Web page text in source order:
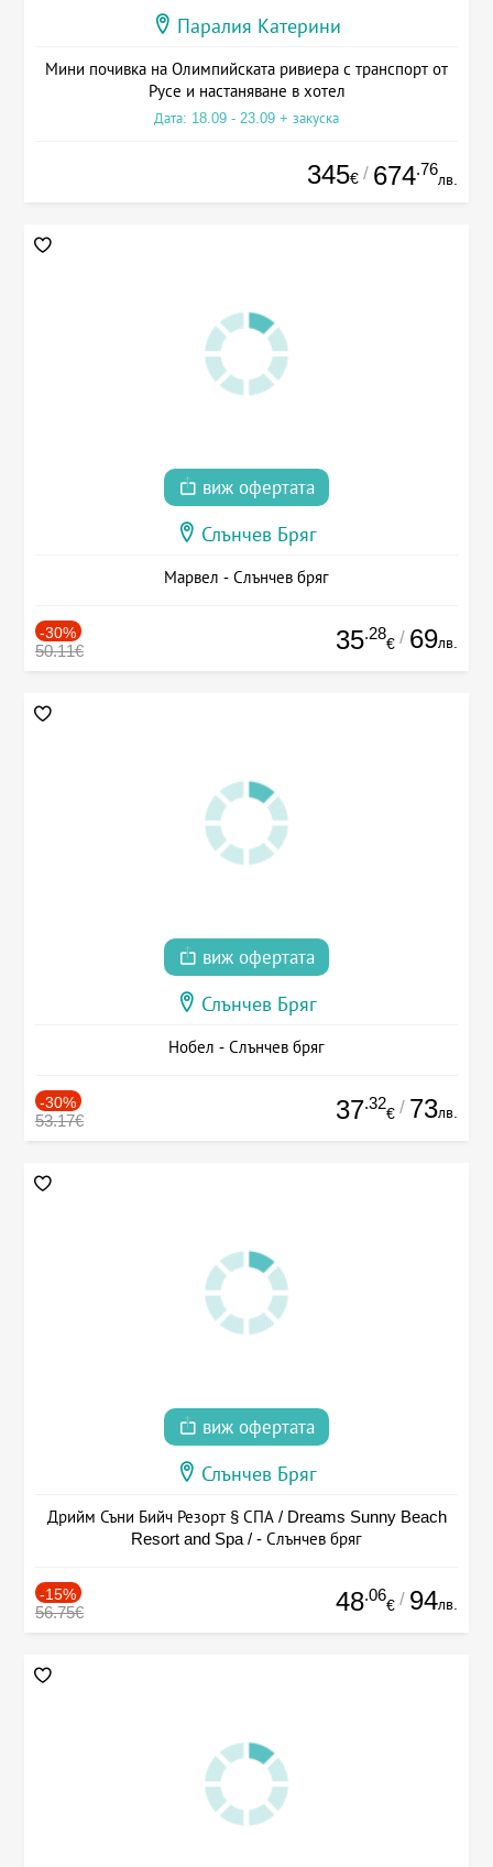
Паралия Катерини
Мини почивка на Олимпийската ривиера с транспорт от
Русе и настаняване в хотел
Дата: 18.09 - 23.09 + закуска
345€ / 674.76
лв.
виж офертата
Слънчев Бряг
Марвел - Слънчев бряг
-30%
50.11€ 35.28
€ / 69лв.
виж офертата
Слънчев Бряг
Нобел - Слънчев бряг
-30%
53.17€ 37.32
€ / 73лв.
виж офертата
Слънчев Бряг
Дрийм Съни Бийч Резорт § СПА / Dreams Sunny Beach
Resort and Spa / - Слънчев бряг
-15%
56.75€ 48.06
€ / 94лв.